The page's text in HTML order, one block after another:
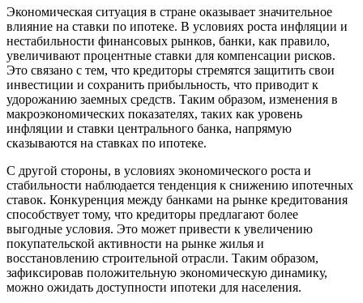
Экономическая ситуация в стране оказывает значительное
влияние на ставки по ипотеке. В условиях роста инфляции и
нестабильности финансовых рынков, банки, как правило,
увеличивают процентные ставки для компенсации рисков.
Это связано с тем, что кредиторы стремятся защитить свои
инвестиции и сохранить прибыльность, что приводит к
удорожанию заемных средств. Таким образом, изменения в
макроэкономических показателях, таких как уровень
инфляции и ставки центрального банка, напрямую
сказываются на ставках по ипотеке.
С другой стороны, в условиях экономического роста и
стабильности наблюдается тенденция к снижению ипотечных
ставок. Конкуренция между банками на рынке кредитования
способствует тому, что кредиторы предлагают более
выгодные условия. Это может привести к увеличению
покупательской активности на рынке жилья и
восстановлению строительной отрасли. Таким образом,
зафиксировав положительную экономическую динамику,
можно ожидать доступности ипотеки для населения.